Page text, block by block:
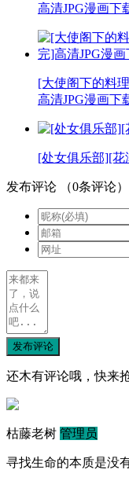
高清JPG漫画下
[大使阁下的料
高清JPG漫画下
[处女俱乐部][花
发布评论 （0条评论）
发布评论
还木有评论哦，快来
枯藤老树 管理员
寻找生命的本质是没